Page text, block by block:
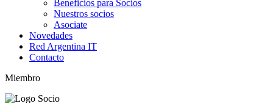
Beneficios para Socios
Nuestros socios
Asociate
Novedades
Red Argentina IT
Contacto
Miembro